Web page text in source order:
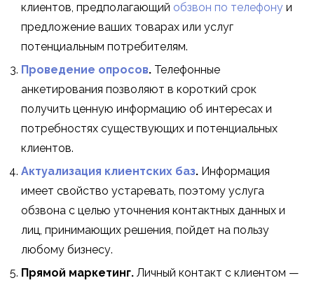
клиентов, предполагающий обзвон по телефону и
предложение ваших товарах или услуг
потенциальным потребителям.
Проведение опросов. Телефонные
анкетирования позволяют в короткий срок
получить ценную информацию об интересах и
потребностях существующих и потенциальных
клиентов.
Актуализация клиентских баз. Информация
имеет свойство устаревать, поэтому услуга
обзвона с целью уточнения контактных данных и
лиц, принимающих решения, пойдет на пользу
любому бизнесу.
Прямой маркетинг. Личный контакт с клиентом —